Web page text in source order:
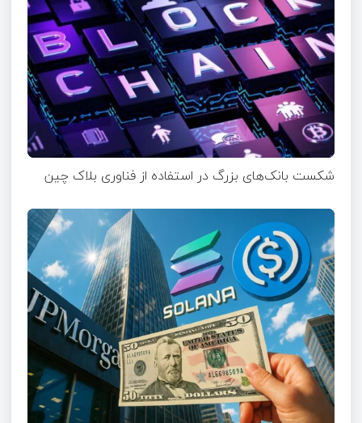
شکست بانک‌های بزرگ در استفاده از فناوری بلاک چین